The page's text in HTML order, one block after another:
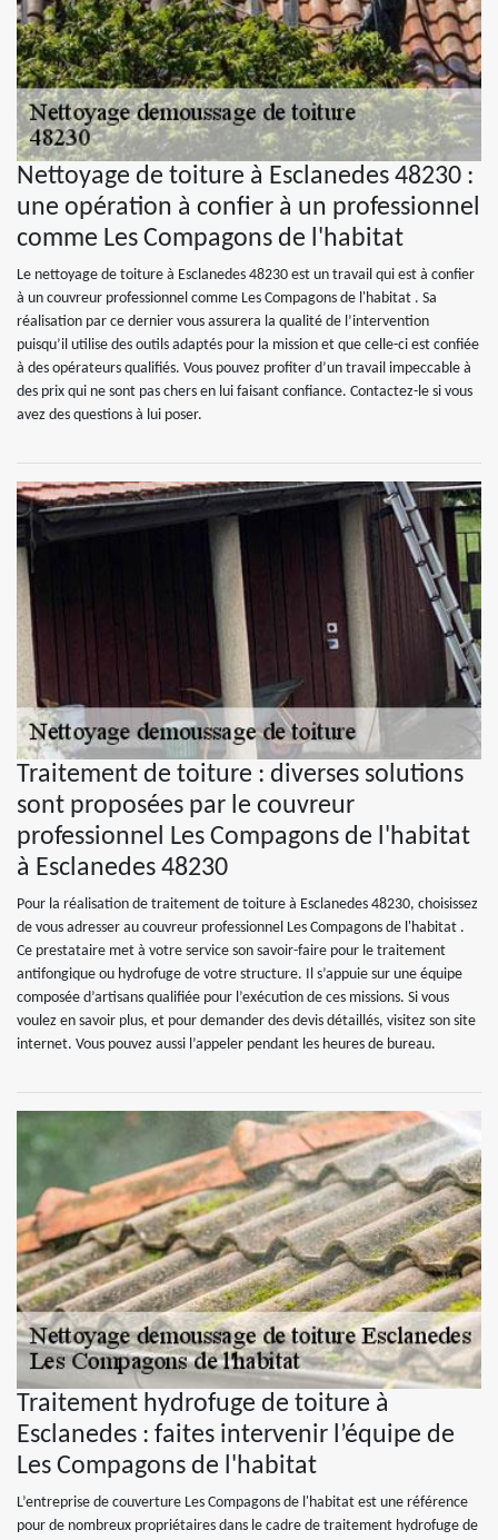
Nettoyage de toiture à Esclanedes 48230 :
une opération à confier à un professionnel
comme Les Compagons de l'habitat
Le nettoyage de toiture à Esclanedes 48230 est un travail qui est à confier
à un couvreur professionnel comme Les Compagons de l'habitat . Sa
réalisation par ce dernier vous assurera la qualité de l’intervention
puisqu’il utilise des outils adaptés pour la mission et que celle-ci est confiée
à des opérateurs qualifiés. Vous pouvez profiter d’un travail impeccable à
des prix qui ne sont pas chers en lui faisant confiance. Contactez-le si vous
avez des questions à lui poser.
Traitement de toiture : diverses solutions
sont proposées par le couvreur
professionnel Les Compagons de l'habitat
à Esclanedes 48230
Pour la réalisation de traitement de toiture à Esclanedes 48230, choisissez
de vous adresser au couvreur professionnel Les Compagons de l'habitat .
Ce prestataire met à votre service son savoir-faire pour le traitement
antifongique ou hydrofuge de votre structure. Il s’appuie sur une équipe
composée d’artisans qualifiée pour l’exécution de ces missions. Si vous
voulez en savoir plus, et pour demander des devis détaillés, visitez son site
internet. Vous pouvez aussi l’appeler pendant les heures de bureau.
Traitement hydrofuge de toiture à
Esclanedes : faites intervenir l’équipe de
Les Compagons de l'habitat
L’entreprise de couverture Les Compagons de l'habitat est une référence
pour de nombreux propriétaires dans le cadre de traitement hydrofuge de